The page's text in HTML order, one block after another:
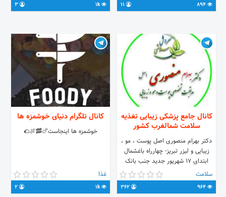
1k
کانال جامع پزشکی زیبایی تغذیه
سلامت شمالغرب کشور
دکتر بهرام منصوری اصل پوست ، مو ،
زیبایی و لیزر تبریز- چهارراه باغشمال
ابتدای 17 شهریور جدید جنب بانک
سامان طبقه پایین -پوست ، مو ، زیبایی
و لیزر دکتر منصوری تلفن تماس :
04135555554 09147838740 ویزیت
سلامت
کانال تلگرام دنیای خوشمزه ها
خوشمزه ها اینجاست🍗🥓🍖🌮
غذا
1k